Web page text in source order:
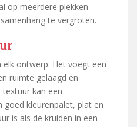
op meerdere plekken
te vergroten.
ontwerp. Het voegt een
ruimte gelaagd en
kan een
kleurenpalet, plat en
is als de kruiden in een